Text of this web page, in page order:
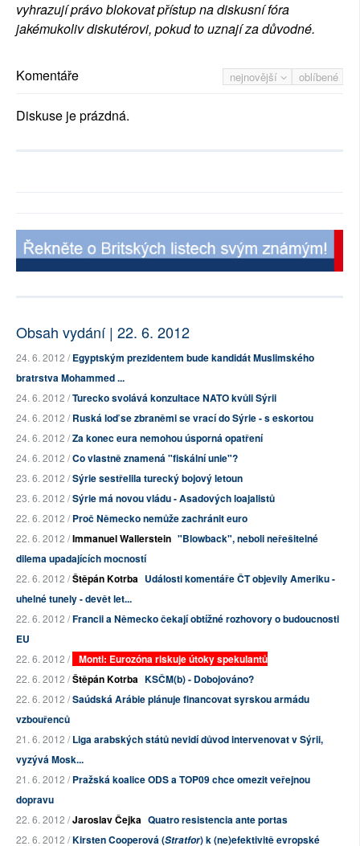
vyhrazují právo blokovat přístup na diskusní fóra
jakémukoliv diskutérovi, pokud to uznají za důvodné.
nejnovější oblíbené
Komentáře
Diskuse je prázdná.
Obsah vydání | 22. 6. 2012
24. 6. 2012 /Egyptským prezidentem bude kandidát Muslimského
bratrstva Mohammed ...
24. 6. 2012 /Turecko svolává konzultace NATO kvůli Sýrii
24. 6. 2012 /Ruská loď se zbraněmi se vrací do Sýrie - s eskortou
24. 6. 2012 /Za konec eura nemohou úsporná opatření
24. 6. 2012 /Co vlastně znamená "fiskální unie"?
23. 6. 2012 /Sýrie sestřelila turecký bojový letoun
23. 6. 2012 /Sýrie má novou vládu - Asadových loajalistů
22. 6. 2012 /Proč Německo nemůže zachránit euro
22. 6. 2012 /Immanuel Wallerstein "Blowback", neboli neřešitelné
dilema upadajících mocností
22. 6. 2012 /Štěpán Kotrba Události komentáře ČT objevily Ameriku -
uhelné tunely - devět let...
22. 6. 2012 /Francii a Německo čekají obtížné rozhovory o budoucnosti
EU
22. 6. 2012 / Monti: Eurozóna riskuje útoky spekulantů
22. 6. 2012 /Štěpán Kotrba KSČM(b) - Dobojováno?
22. 6. 2012 /Saúdská Arábie plánuje financovat syrskou armádu
vzbouřenců
21. 6. 2012 /Liga arabských států nevidí důvod intervenovat v Sýrii,
vyzývá Mosk...
21. 6. 2012 /Pražská koalice ODS a TOP09 chce omezit veřejnou
dopravu
22. 6. 2012 /Jaroslav Čejka Quatro resistencia ante portas
22. 6. 2012 /Kirsten Cooperová (Stratfor) k (ne)efektivitě evropské